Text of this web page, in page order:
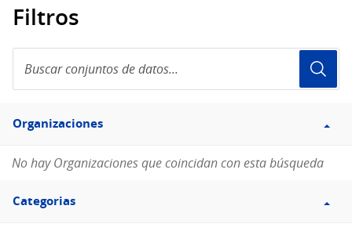
Filtros
conjuntos
de
Filtro
Organizaciones
Organizaciones
No hay Organizaciones que coincidan con esta búsqueda
Filtro
Categorias
Categorias